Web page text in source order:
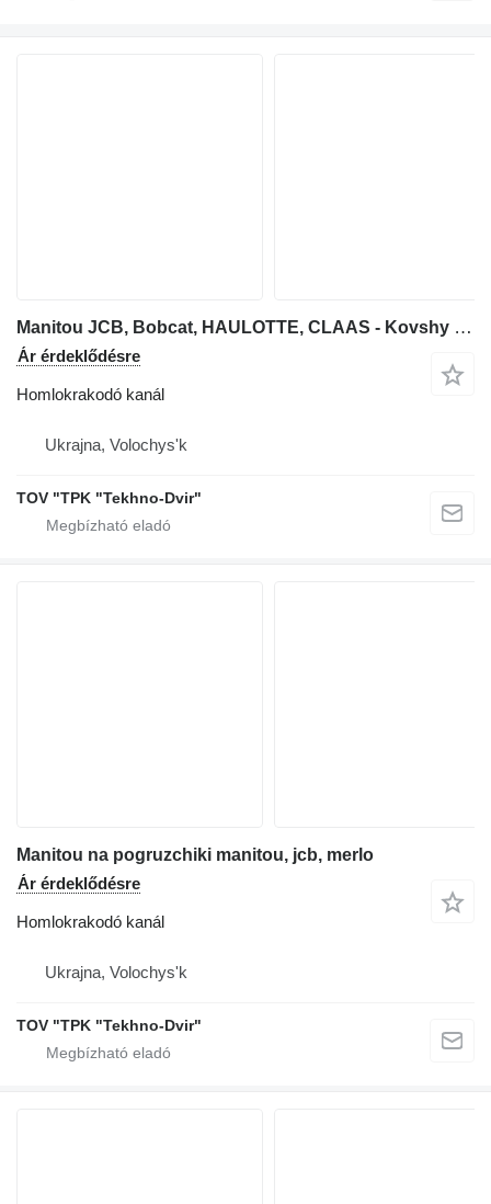
Manitou JCB, Bobcat, HAULOTTE, CLAAS - Kovshy zernovye
Ár érdeklődésre
Homlokrakodó kanál
Ukrajna, Volochys'k
TOV "TPK "Tekhno-Dvir"
Manitou na pogruzchiki manitou, jcb, merlo
Ár érdeklődésre
Homlokrakodó kanál
Ukrajna, Volochys'k
TOV "TPK "Tekhno-Dvir"